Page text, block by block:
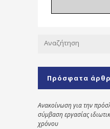
Πρόσφατα
Ανακοίνωση για την
σύμβαση εργασίας
χρόνου